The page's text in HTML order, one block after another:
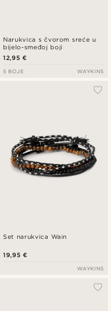
Narukvica s čvorom sreće u
bijelo-smeđoj boji
12,95 €
5 BOJE WAYKINS
Set narukvica Wain
19,95 €
WAYKINS